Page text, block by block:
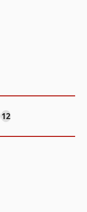
12